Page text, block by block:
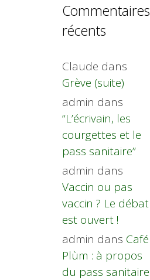
Commentaires
récents
Claude dans
Grève (suite)
admin dans
“L’écrivain, les
courgettes et le
pass sanitaire”
admin dans
Vaccin ou pas
vaccin ? Le débat
est ouvert !
admin dans Café
Plùm : à propos
du pass sanitaire